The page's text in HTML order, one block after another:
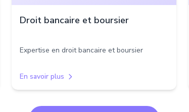
Droit bancaire et boursier
Expertise en droit bancaire et boursier
En savoir plus